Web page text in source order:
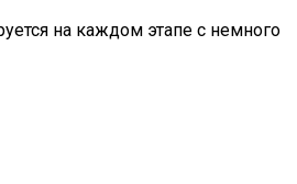
на каждом этапе с немного